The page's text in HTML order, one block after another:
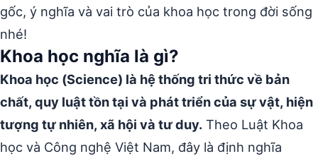
gốc, ý nghĩa và vai trò của khoa học trong đời sống
nhé!
Khoa học nghĩa là gì?
Khoa học (Science) là hệ thống tri thức về bản
chất, quy luật tồn tại và phát triển của sự vật, hiện
tượng tự nhiên, xã hội và tư duy. Theo Luật Khoa
học và Công nghệ Việt Nam, đây là định nghĩa